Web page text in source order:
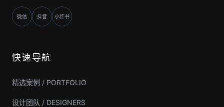
微信 抖音 小红书
快速导航
精选案例 / PORTFOLIO
设计团队 / DESIGNERS